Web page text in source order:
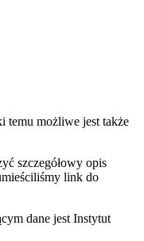
temu możliwe jest także
szczegółowy opis
link do
dane jest Instytut